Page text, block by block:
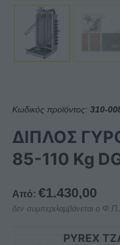
Κωδικός προϊόντος: 310-
ΔΙΠΛΟΣ
85-110 Kg
Από: €1.430,00
δεν συμπεριλαμβάνεται ο
PYREX